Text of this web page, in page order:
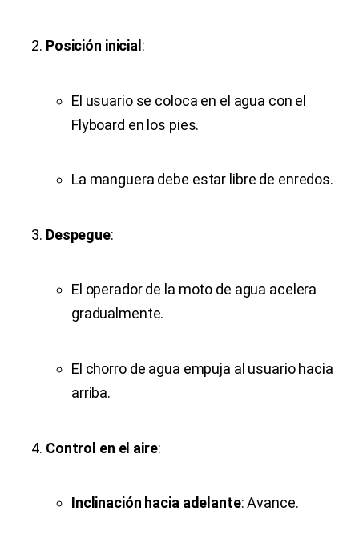
Posición inicial :
El usuario se coloca en el agua con el
Flyboard en los pies.
La manguera debe estar libre de enredos.
Despegue:
El operador de la moto de agua acelera
gradualmente.
El chorro de agua empuja al usuario hacia
arriba.
Control en el aire:
Inclinación hacia adelante: Avance.